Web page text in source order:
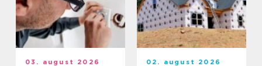
03. august 2026 02. august 2026